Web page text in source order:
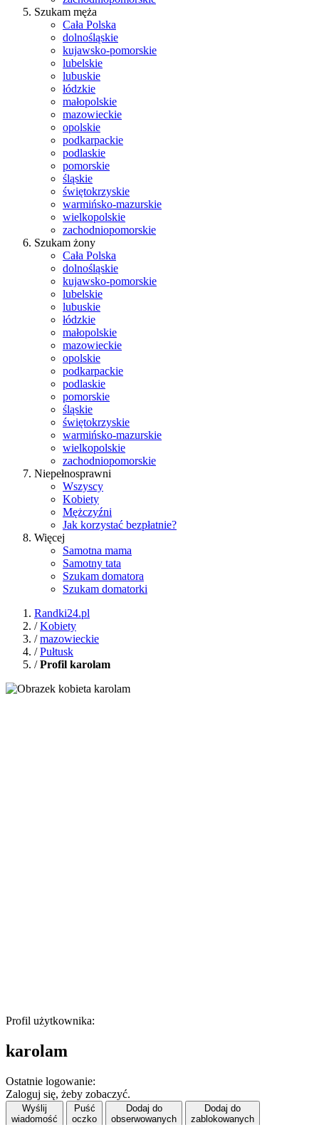
Szukam męża
Cała Polska
dolnośląskie
kujawsko-pomorskie
lubelskie
lubuskie
łódzkie
małopolskie
mazowieckie
opolskie
podkarpackie
podlaskie
pomorskie
śląskie
świętokrzyskie
warmińsko-mazurskie
wielkopolskie
zachodniopomorskie
Szukam żony
Cała Polska
dolnośląskie
kujawsko-pomorskie
lubelskie
lubuskie
łódzkie
małopolskie
mazowieckie
opolskie
podkarpackie
podlaskie
pomorskie
śląskie
świętokrzyskie
warmińsko-mazurskie
wielkopolskie
zachodniopomorskie
Niepełnosprawni
Wszyscy
Kobiety
Mężczyźni
Jak korzystać bezpłatnie?
Więcej
Samotna mama
Samotny tata
Szukam domatora
Szukam domatorki
Randki24.pl
/Kobiety
/mazowieckie
/Pułtusk
/Profil karolam
Profil użytkownika:
karolam
Ostatnie logowanie:
Zaloguj się, żeby zobaczyć.
Wyślij
wiadomość
Puść
oczko
Dodaj do
obserwowanych
Dodaj do
zablokowanych